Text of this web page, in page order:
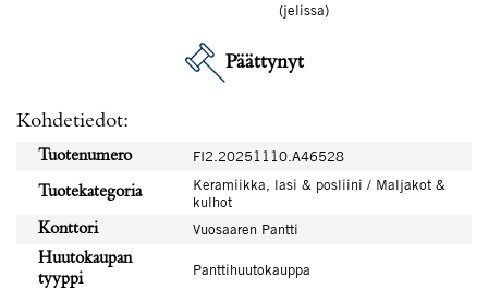
(jelissa)
Päättynyt
Kohdetiedot:
Tuotenumero FI2.20251110.A46528
Tuotekategoria
Keramiikka, lasi & posliini / Maljakot &
kulhot
Konttori
Vuosaaren Pantti
Huutokaupan
tyyppi
Panttihuutokauppa